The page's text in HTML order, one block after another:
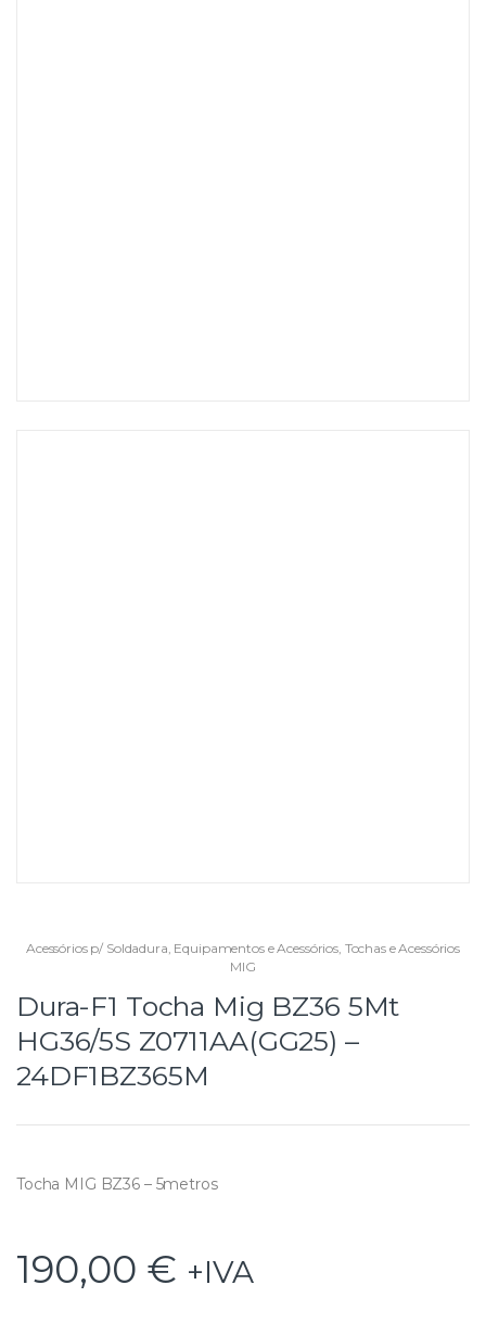
Acessórios p/ Soldadura Equipamentos e Acessórios, Tochas e Acessórios
MIG
Dura-F1 Tocha Mig BZ36 5Mt
HG36/5S Z0711AA(GG25) –
24DF1BZ365M
Tocha MIG BZ36 – 5metros
190,00 € +IVA